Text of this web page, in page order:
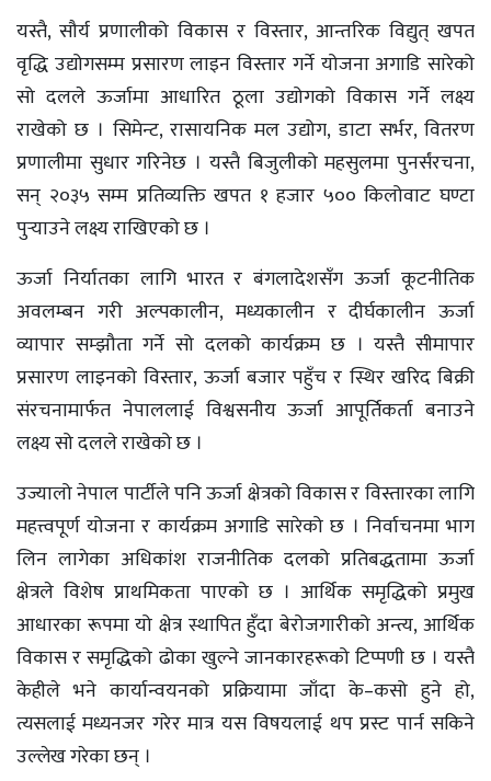
यस्तै, सौर्य प्रणालीको विकास र विस्तार, आन्तरिक विद्युत् खपत
वृद्धि उद्योगसम्म प्रसारण लाइन विस्तार गर्ने योजना अगाडि सारेको
सो दलले ऊर्जामा आधारित ठूला उद्योगको विकास गर्ने लक्ष्य
राखेको छ । सिमेन्ट, रासायनिक मल उद्योग, डाटा सर्भर, वितरण
प्रणालीमा सुधार गरिनेछ । यस्तै बिजुलीको महसुलमा पुनर्संरचना,
सन् २०३५ सम्म प्रतिव्यक्ति खपत १ हजार ५०० किलोवाट घण्टा
पुर्‍याउने लक्ष्य राखिएको छ ।
ऊर्जा निर्यातका लागि भारत र बंगलादेशसँग ऊर्जा कूटनीतिक
अवलम्बन गरी अल्पकालीन, मध्यकालीन र दीर्घकालीन ऊर्जा
व्यापार सम्झौता गर्ने सो दलको कार्यक्रम छ । यस्तै सीमापार
प्रसारण लाइनको विस्तार, ऊर्जा बजार पहुँच र स्थिर खरिद बिक्री
संरचनामार्फत नेपाललाई विश्वसनीय ऊर्जा आपूर्तिकर्ता बनाउने
लक्ष्य सो दलले राखेको छ ।
उज्यालो नेपाल पार्टीले पनि ऊर्जा क्षेत्रको विकास र विस्तारका लागि
महत्त्वपूर्ण योजना र कार्यक्रम अगाडि सारेको छ । निर्वाचनमा भाग
लिन लागेका अधिकांश राजनीतिक दलको प्रतिबद्धतामा ऊर्जा
क्षेत्रले विशेष प्राथमिकता पाएको छ । आर्थिक समृद्धिको प्रमुख
आधारका रूपमा यो क्षेत्र स्थापित हुँदा बेरोजगारीको अन्त्य, आर्थिक
विकास र समृद्धिको ढोका खुल्ने जानकारहरूको टिप्पणी छ । यस्तै
केहीले भने कार्यान्वयनको प्रक्रियामा जाँदा के–कसो हुने हो,
त्यसलाई मध्यनजर गरेर मात्र यस विषयलाई थप प्रस्ट पार्न सकिने
उल्लेख गरेका छन् ।